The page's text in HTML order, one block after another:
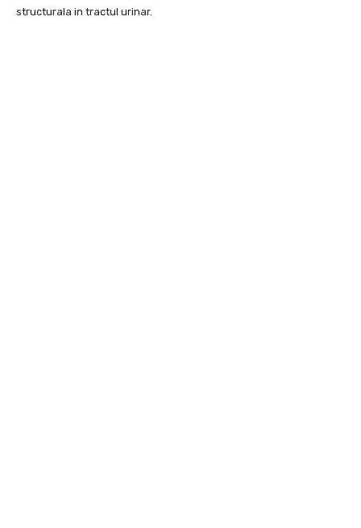
structurala in tractul urinar.